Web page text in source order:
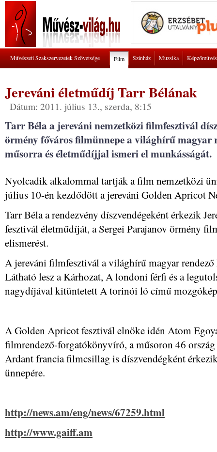
Művészeti Szakszervezetek Szövetsége Film Színház Muzsika
Jereváni életműdíj Tarr Bélának
Dátum: 2011. július 13., szerda, 8:15
Tarr Béla a jereváni nemzetközi filmfesztivál
örmény főváros filmünnepe a világhírű
műsorra és életműdíjjal ismeri el munkásságát.
Nyolcadik alkalommal tartják a film nemzetközi
július 10-én kezdődött a jereváni Golden Apricot
Tarr Béla a rendezvény díszvendégeként érkezik
fesztivál életműdíját, a Sergei Parajanov örmény
elismerést.
A jereváni filmfesztivál a világhírű magyar
Látható lesz a Kárhozat, A londoni férfi és a
nagydíjával kitüntetett A torinói ló című
A Golden Apricot fesztivál elnöke idén Atom
filmrendező-forgatókönyvíró, a műsoron 46
Ardant francia filmcsillag is díszvendégként
ünnepére.
http://news.am/eng/news/67259.html
http://www.gaiff.am